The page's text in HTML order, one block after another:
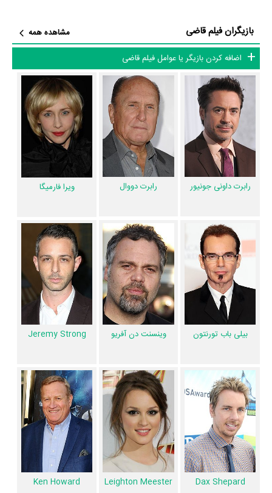
یعنی بهترین قاضی شهر برای یک قتل مجرم شناخته شده است...»
فیلم قاضی و کارنامه فعالیت کارگردان و بازیگران
از نظر تاریخچه فعالیت کارگردان و بازیگران فیلم قاضی نیز آمارها و نکات جذابی
را می‌توان بیان کرد. براساس آمارها فیلم قاضی به طور متوسط فعالیت 26ام
بازیگران این اثر است. براساس امتیاز مردم فیلم قاضی بهترین اثرDax
Shepard،اما ترمبلیو بالتازار گتیو یکی از 4 اثر شاخص اما ترمبلیدر حرفه
بازیگری محسوب می‌شود.
براساس امتیاز مردم فیلم قاضی بهترین اثرDavid Dobkinدر حرفه کارگردانی
محسوب می‌شود.
رابرت داونی جونیور
رابرت دووال،ویرا فارمیگا،وینسنت دن آفریو،Jeremy
Strong، Dax Shepard ،Leighton Meester،Ken Howard ،اما ترمبلی
بالتازار گتی، David Krumholtz ،Grace Zabriskie،Denis O'Hare
و
Sarah Lancasterرا در این اثر تجربه کرده است. در میان بازیگران قاضی نیز
99 همکاریِ اول رخ داده، به‌عبارت دیگر در این فیلم میان هر یک از 15 بازیگر با
یکدیگر یک رابطه همکاری شکل گرفته که 99 همکاری برای اولین‌مرتبه در
قاضی رخ داده است. مانند:
رابرت داونی جونیورو ویرا فارمیگا،رابرت دووال
Leighton Meester
Ken Howard واما ترمبلی
آیا می‌دانید کدام هنرمندان فیلم قاضی فوت‌کرده‌اند؟ از میان عوامل و بازیگران
فیلم قاضی، 1 نفر به دیار باقی سفر کرده است و دیگر در میان ما نیست:
شادروانKen Howard
عوامل فیلم قاضی
در مجموع بیش از 18 نفر در تولید فیلم قاضی نقش داشته‌اند و هر یک از آنها
بازیگران فیلم قاضی
مشاهده همه
اضافه کردن بازیگر یا عوامل فیلم قاضی
رابرت داونی جونیور رابرت دووال ویرا فارمیگا
بیلی باب تورنتون وینسنت دن آفریو Jeremy Strong
Dax Shepard
Leighton Meester
Ken Howard